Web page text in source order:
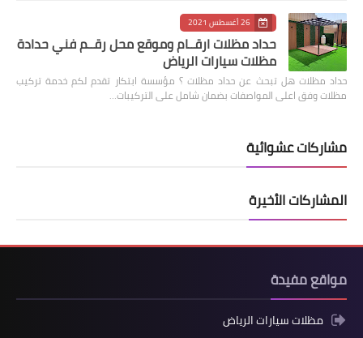
26 أغسطس 2021
حداد مظلات ارقــام وموقع محل رقــم فني حدادة
مظلات سيارات الرياض
حداد مظلات هل تبحث عن حداد مظلات ؟ مؤسسة ابتكار تقدم لكم خدمة تركيب
مظلات وفق اعلى المواصفات بضمان شامل على التركيبات…
مشاركات عشوائية
المشاركات الأخيرة
مواقع مفيدة
مظلات سيارات الرياض